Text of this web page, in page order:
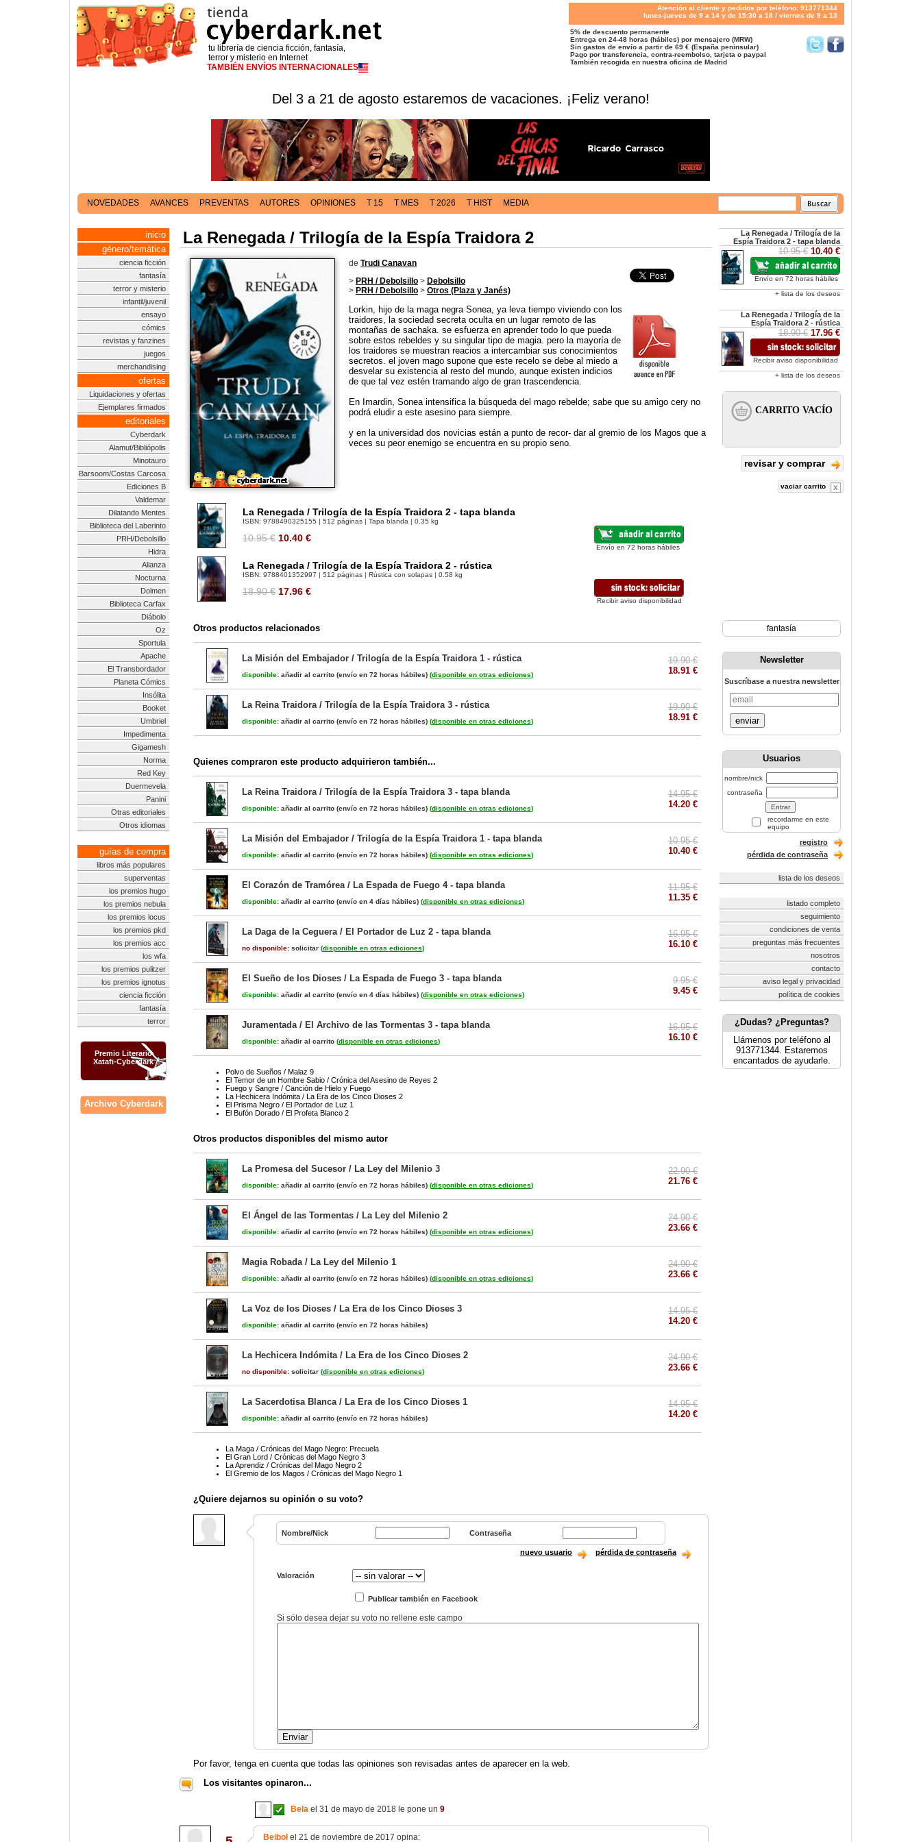
tu librería de ciencia ficción, fantasía,
terror y misterio en Internet
TAMBIÉN ENVÍOS INTERNACIONALES
Atención al cliente y pedidos por teléfono: 913771344
lunes-jueves de 9 a 14 y de 15:30 a 18 / viernes de 9 a 13
5% de descuento permanente
Entrega en 24-48 horas (hábiles) por mensajero (MRW)
Sin gastos de envío a partir de 69 € (España peninsular)
Pago por transferencia, contra-reembolso, tarjeta o paypal
También recogida en nuestra oficina de Madrid
Del 3 a 21 de agosto estaremos de vacaciones. ¡Feliz verano!
NOVEDADES AVANCES PREVENTAS AUTORES OPINIONES T 15 T MES T 2026 T HIST MEDIA
inicio
género/temática
ciencia ficción
fantasía
terror y misterio
infantil/juvenil
ensayo
cómics
revistas y fanzines
juegos
merchandising
ofertas
Liquidaciones y ofertas
Ejemplares firmados
editoriales
Cyberdark
Alamut/Bibliópolis
Minotauro
Barsoom/Costas Carcosa
Ediciones B
Valdemar
Dilatando Mentes
Biblioteca del Laberinto
PRH/Debolsillo
Hidra
Alianza
Nocturna
Dolmen
Biblioteca Carfax
Diábolo
Oz
Sportula
Apache
El Transbordador
Planeta Cómics
Insólita
Booket
Umbriel
Impedimenta
Gigamesh
Norma
Red Key
Duermevela
Panini
Otras editoriales
Otros idiomas
guías de compra
libros más populares
superventas
los premios hugo
los premios nebula
los premios locus
los premios pkd
los premios acc
los wfa
los premios pulitzer
los premios ignotus
ciencia ficción
fantasía
terror
Premio Literario
Xatafi-Cyberdark
Archivo Cyberdark
La Renegada / Trilogía de la Espía Traidora 2
de Trudi Canavan
> PRH / Debolsillo > Debolsillo
> PRH / Debolsillo > Otros (Plaza y Janés)
Lorkin, hijo de la maga negra Sonea, ya leva tiempo viviendo con los
traidores, la sociedad secreta oculta en un lugar remoto de las
montañas de sachaka. se esfuerza en aprender todo lo que pueda
sobre estos rebeldes y su singular tipo de magia. pero la mayoría de
los traidores se muestran reacios a intercambiar sus conocimientos
secretos. el joven mago supone que este recelo se debe al miedo a
desvelar su existencia al resto del mundo, aunque existen indicios
de que tal vez estén tramando algo de gran trascendencia.
En Imardin, Sonea intensifica la búsqueda del mago rebelde; sabe que su amigo cery no
podrá eludir a este asesino para siempre.
y en la universidad dos novicias están a punto de recor- dar al gremio de los Magos que a
veces su peor enemigo se encuentra en su propio seno.
La Renegada / Trilogía de la Espía Traidora 2 - tapa blanda
ISBN: 9788490325155 | 512 páginas | Tapa blanda | 0.35 kg
10.95 € 10.40 €
Envío en 72 horas hábiles
La Renegada / Trilogía de la Espía Traidora 2 - rústica
ISBN: 9788401352997 | 512 páginas | Rústica con solapas | 0.58 kg
18.90 € 17.96 €
Recibir aviso disponibilidad
Otros productos relacionados
La Misión del Embajador / Trilogía de la Espía Traidora 1 - rústica
disponible: añadir al carrito (envío en 72 horas hábiles) (disponible en otras ediciones)
19.90 €
18.91 €
La Reina Traidora / Trilogía de la Espía Traidora 3 - rústica
disponible: añadir al carrito (envío en 72 horas hábiles) (disponible en otras ediciones)
19.90 €
18.91 €
Quienes compraron este producto adquirieron también...
La Reina Traidora / Trilogía de la Espía Traidora 3 - tapa blanda
disponible: añadir al carrito (envío en 72 horas hábiles) (disponible en otras ediciones)
14.95 €
14.20 €
La Misión del Embajador / Trilogía de la Espía Traidora 1 - tapa blanda
disponible: añadir al carrito (envío en 72 horas hábiles) (disponible en otras ediciones)
10.95 €
10.40 €
El Corazón de Tramórea / La Espada de Fuego 4 - tapa blanda
disponible: añadir al carrito (envío en 4 días hábiles) (disponible en otras ediciones)
11.95 €
11.35 €
La Daga de la Ceguera / El Portador de Luz 2 - tapa blanda
no disponible: solicitar (disponible en otras ediciones)
16.95 €
16.10 €
El Sueño de los Dioses / La Espada de Fuego 3 - tapa blanda
disponible: añadir al carrito (envío en 4 días hábiles) (disponible en otras ediciones)
9.95 €
9.45 €
Juramentada / El Archivo de las Tormentas 3 - tapa blanda
disponible: añadir al carrito (disponible en otras ediciones)
16.95 €
16.10 €
Polvo de Sueños / Malaz 9
El Temor de un Hombre Sabio / Crónica del Asesino de Reyes 2
Fuego y Sangre / Canción de Hielo y Fuego
La Hechicera Indómita / La Era de los Cinco Dioses 2
El Prisma Negro / El Portador de Luz 1
El Bufón Dorado / El Profeta Blanco 2
Otros productos disponibles del mismo autor
La Promesa del Sucesor / La Ley del Milenio 3
disponible: añadir al carrito (envío en 72 horas hábiles) (disponible en otras ediciones)
22.90 €
21.76 €
El Ángel de las Tormentas / La Ley del Milenio 2
disponible: añadir al carrito (envío en 72 horas hábiles) (disponible en otras ediciones)
24.90 €
23.66 €
Magia Robada / La Ley del Milenio 1
disponible: añadir al carrito (envío en 72 horas hábiles) (disponible en otras ediciones)
24.90 €
23.66 €
La Voz de los Dioses / La Era de los Cinco Dioses 3
disponible: añadir al carrito (envío en 72 horas hábiles)
14.95 €
14.20 €
La Hechicera Indómita / La Era de los Cinco Dioses 2
no disponible: solicitar (disponible en otras ediciones)
24.90 €
23.66 €
La Sacerdotisa Blanca / La Era de los Cinco Dioses 1
disponible: añadir al carrito (envío en 72 horas hábiles)
14.95 €
14.20 €
La Maga / Crónicas del Mago Negro: Precuela
El Gran Lord / Crónicas del Mago Negro 3
La Aprendiz / Crónicas del Mago Negro 2
El Gremio de los Magos / Crónicas del Mago Negro 1
¿Quiere dejarnos su opinión o su voto?
Nombre/Nick Contraseña
nuevo usuario pérdida de contraseña
Valoración
Publicar también en Facebook
Si sólo desea dejar su voto no rellene este campo
Por favor, tenga en cuenta que todas las opiniones son revisadas antes de aparecer en la web.
Los visitantes opinaron...
Bela el 31 de mayo de 2018 le pone un 9
Beibol el 21 de noviembre de 2017 opina:
La Renegada / Trilogía de la
Espía Traidora 2 - tapa blanda
10.95 € 10.40 €
Envío en 72 horas hábiles
+ lista de los deseos
La Renegada / Trilogía de la
Espía Traidora 2 - rústica
18.90 € 17.96 €
Recibir aviso disponibilidad
+ lista de los deseos
revisar y comprar
vaciar carrito
fantasía
Newsletter
Suscríbase a nuestra newsletter
enviar
Usuarios
nombre/nick
contraseña
recordarme en este
equipo
registro
pérdida de contraseña
lista de los deseos
listado completo
seguimiento
condiciones de venta
preguntas más frecuentes
nosotros
contacto
aviso legal y privacidad
política de cookies
¿Dudas? ¿Preguntas?
Llámenos por teléfono al
913771344. Estaremos
encantados de ayudarle.